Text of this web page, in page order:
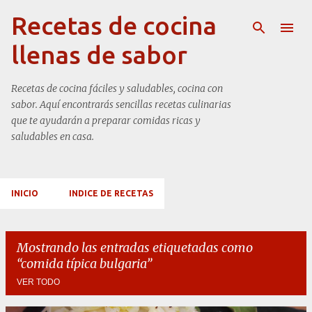
Ir al contenido principal
Recetas de cocina
llenas de sabor
Recetas de cocina fáciles y saludables, cocina con
sabor. Aquí encontrarás sencillas recetas culinarias
que te ayudarán a preparar comidas ricas y
saludables en casa.
INICIO INDICE DE RECETAS
Mostrando las entradas etiquetadas como
comida típica bulgaria
VER TODO